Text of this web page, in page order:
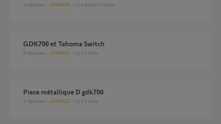
4 réponses GARAGE il y a environ 2 mois
GDK700 et Tahoma Switch
8 réponses GARAGE il y a 9 mois
Piece métallique D gdk700
2 réponses GARAGE il y a 2 mois